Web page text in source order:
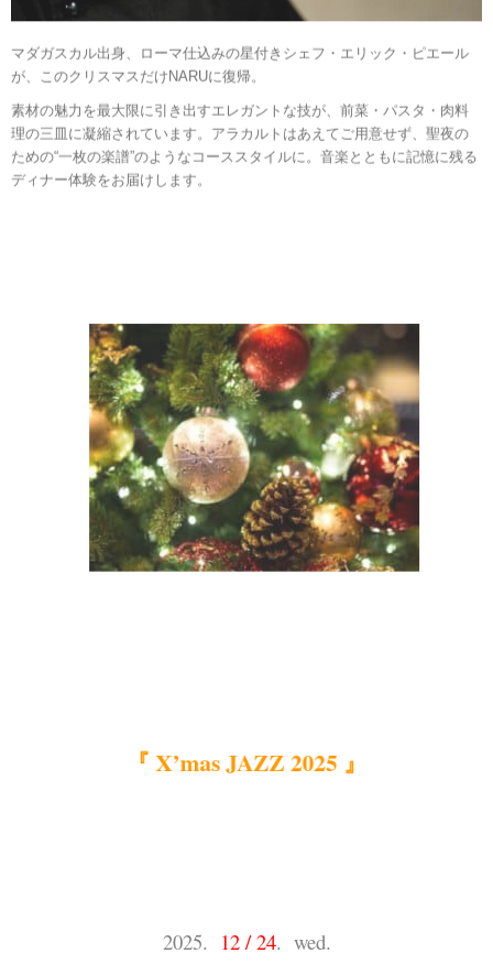
が、このクリスマスだけNARUに復帰。
理の三皿に凝縮されています。アラカルトはあえてご用意せず、聖夜の
ための“一枚の楽譜”のようなコーススタイルに。音楽とともに記憶に残る
ディナー体験をお届けします。
『 X’mas JAZZ 2025 』
2025. 12 / 24. wed.